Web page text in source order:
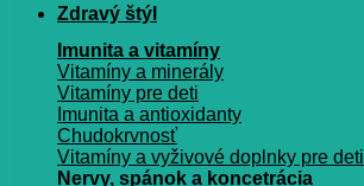
Zdravý štýl
Imunita a vitamíny
Vitamíny a minerály
Vitamíny pre deti
Imunita a antioxidanty
Chudokrvnosť
Vitamíny a vyživové doplnky pre deti
Nervy, spánok a koncetrácia